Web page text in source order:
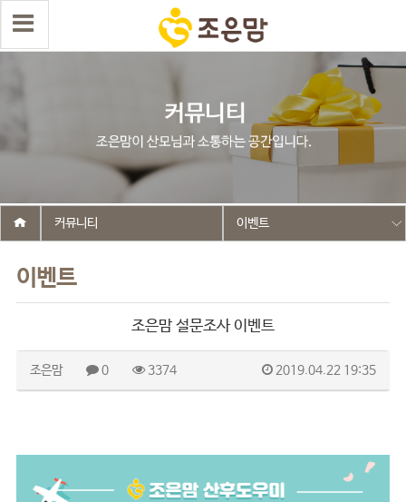
이벤트
커뮤니티 이벤트
조은맘 설문조사 이벤트
조은맘 0 3374 2019.04.22 19:35